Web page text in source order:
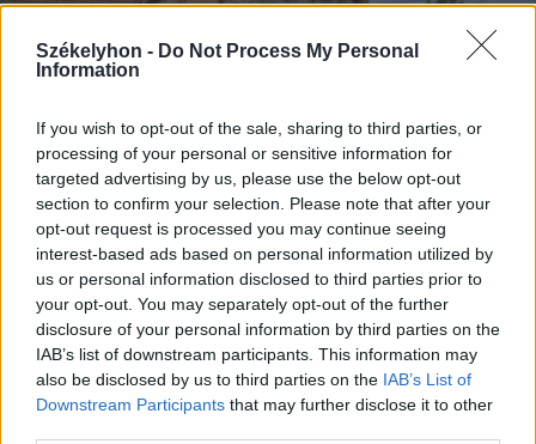
Székelyhon - Do Not Process My Personal
Information
If you wish to opt-out of the sale, sharing to third parties, or
processing of your personal or sensitive information for
targeted advertising by us, please use the below opt-out
section to confirm your selection. Please note that after your
opt-out request is processed you may continue seeing
interest-based ads based on personal information utilized by
us or personal information disclosed to third parties prior to
your opt-out. You may separately opt-out of the further
disclosure of your personal information by third parties on the
IAB’s list of downstream participants. This information may
also be disclosed by us to third parties on the IAB’s List of
Downstream Participants that may further disclose it to other
2025. szeptember 06., szombat
Huszár- és katonadal-találkozó